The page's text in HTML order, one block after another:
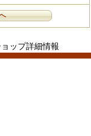
ップ詳細情報